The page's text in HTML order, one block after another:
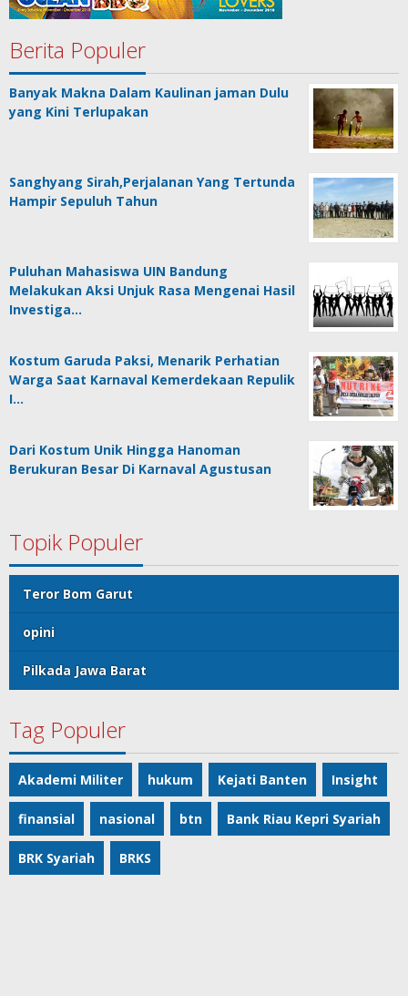
Berita Populer
Banyak Makna Dalam Kaulinan jaman Dulu
yang Kini Terlupakan
Sanghyang Sirah,Perjalanan Yang Tertunda
Hampir Sepuluh Tahun
Puluhan Mahasiswa UIN Bandung
Melakukan Aksi Unjuk Rasa Mengenai Hasil
Investiga…
Kostum Garuda Paksi, Menarik Perhatian
Warga Saat Karnaval Kemerdekaan Repulik
I…
Dari Kostum Unik Hingga Hanoman
Berukuran Besar Di Karnaval Agustusan
Topik Populer
Teror Bom Garut
opini
Pilkada Jawa Barat
Tag Populer
Akademi Militer hukum Kejati Banten Insight
finansial nasional btn Bank Riau Kepri Syariah
BRK Syariah BRKS